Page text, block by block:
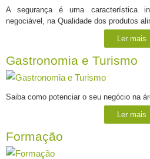
A segurança é uma característica
negociável, na Qualidade dos produtos
Ler mais
Gastronomia e Turismo
Saiba como potenciar o seu negócio na
Ler mais
Formação